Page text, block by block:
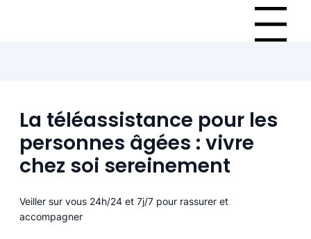
Menu
La téléassistance pour les
personnes âgées : vivre
chez soi sereinement
Veiller sur vous 24h/24 et 7j/7 pour rassurer et
accompagner